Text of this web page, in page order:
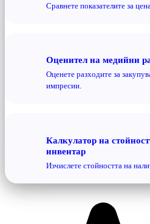
Сравнете показателите за
Оценител на медийни
Оценете разходите за
импресии.
Калкулатор на
инвентар
Изчислете стойността на